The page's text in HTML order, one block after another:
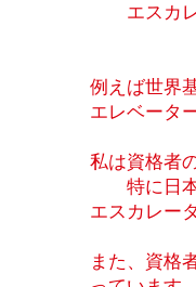
エスカレ
例えば世界
エレベータ
私は資格者
特に日本
エスカレー
また、資格